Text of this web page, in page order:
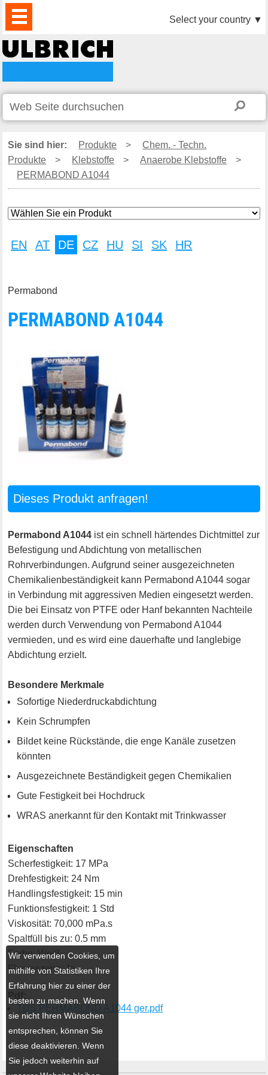
PRODUKTE
AKTUELLES
DOWNLOAD
VIDEO
PARTNER
UNTERNEHMEN
KONTAKTE Select your country ▼
Sie sind hier: Produkte >
Chem. - Techn.
Produkte
> Klebstoffe > Anaerobe Klebstoffe
>
PERMABOND A1044
EN AT DE CZ HU SI SK HR
Permabond
PERMABOND A1044
Dieses Produkt anfragen!
Permabond A1044 ist ein schnell härtendes Dichtmittel zur
Befestigung und Abdichtung von metallischen
Rohrverbindungen. Aufgrund seiner ausgezeichneten
Chemikalienbeständigkeit kann Permabond A1044 sogar
in Verbindung mit aggressiven Medien eingesetzt werden.
Die bei Einsatz von PTFE oder Hanf bekannten Nachteile
werden durch Verwendung von Permabond A1044
vermieden, und es wird eine dauerhafte und langlebige
Abdichtung erzielt.
Besondere Merkmale
Sofortige Niederdruckabdichtung
Kein Schrumpfen
Bildet keine Rückstände, die enge Kanäle zusetzen
könnten
Ausgezeichnete Beständigkeit gegen Chemikalien
Gute Festigkeit bei Hochdruck
WRAS anerkannt für den Kontakt mit Trinkwasser
Eigenschaften
Scherfestigkeit: 17 MPa
Drehfestigkeit: 24 Nm
Handlingsfestigkeit: 15 min
Funktionsfestigkeit: 1 Std
Viskosität: 70,000 mPa.s
Spaltfüll bis zu: 0.5 mm
Farbe: Weiß
Fluoreszenz: Ja
Pdf:
TDS PERMABOND A1044 ger.pdf
Wir verwenden Cookies, um
mithilfe von Statistiken Ihre
Erfahrung hier zu einer der
besten zu machen. Wenn
sie nicht Ihren Wünschen
entsprechen, können Sie
diese deaktivieren. Wenn
Sie jedoch weiterhin auf